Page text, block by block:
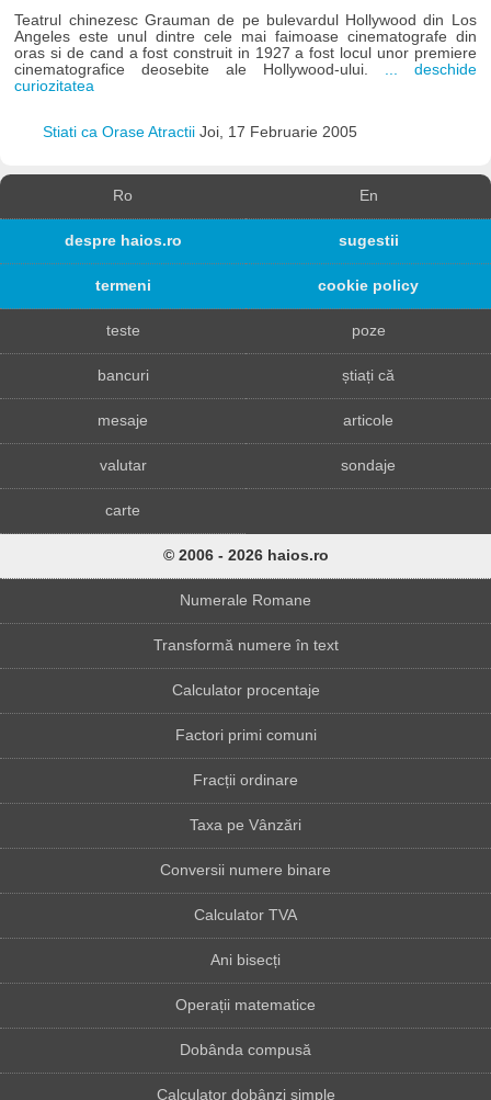
Teatrul chinezesc Grauman de pe bulevardul Hollywood din Los
Angeles este unul dintre cele mai faimoase cinematografe din
oras si de cand a fost construit in 1927 a fost locul unor premiere
cinematografice deosebite ale Hollywood-ului.
... deschide
curiozitatea
Stiati ca Orase Atractii Joi, 17 Februarie 2005
Ro En
despre haios.ro sugestii
termeni cookie policy
teste poze
bancuri știați că
mesaje articole
valutar sondaje
carte
© 2006 - 2026 haios.ro
Numerale Romane
Transformă numere în text
Calculator procentaje
Factori primi comuni
Fracții ordinare
Taxa pe Vânzări
Conversii numere binare
Calculator TVA
Ani bisecți
Operații matematice
Dobânda compusă
Calculator dobânzi simple